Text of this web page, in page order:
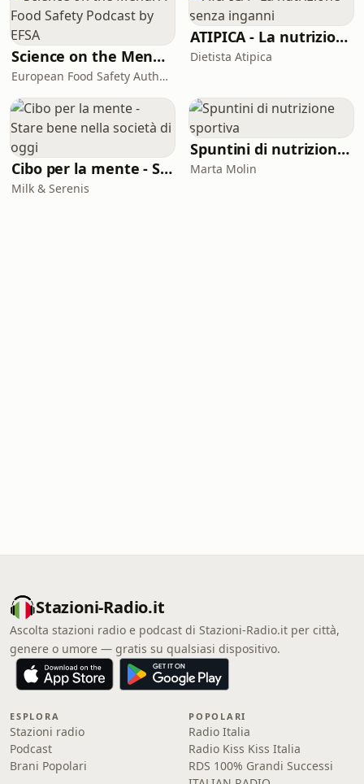
Science on the Menu: A Food Safety Podcast by EFSA
European Food Safety Authority (EFSA)
ATIPICA - La nutrizione senza inganni
Dietista Atipica
Cibo per la mente - Stare bene nella società di oggi
Milk & Serenis
Spuntini di nutrizione sportiva
Marta Molin
Stazioni-Radio.it
Ascolta stazioni radio e podcast di Stazioni-Radio.it per città,
genere o umore — gratis su qualsiasi dispositivo.
ESPLORA
Stazioni radio
Podcast
Brani Popolari
POPOLARI
Radio Italia
Radio Kiss Kiss Italia
RDS 100% Grandi Successi